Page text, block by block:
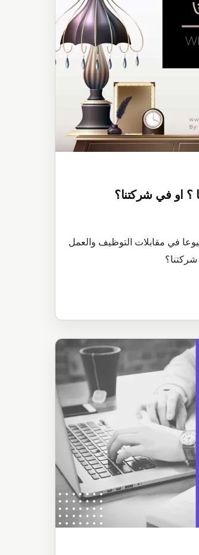
؟ او في شركتنا؟
في مقابلات التوظيف والعمل
شركتنا؟